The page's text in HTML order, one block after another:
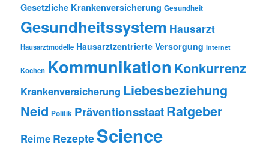
Gesetzliche Krankenversicherung Gesundheit
Gesundheitssystem Hausarzt
Hausarztmodelle Hausarztzentrierte Versorgung Internet
Kochen Kommunikation Konkurrenz
Krankenversicherung Liebesbeziehung
Neid Politik PräventionsstaatRatgeber
Reime Rezepte Science